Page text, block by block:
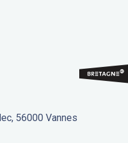
56000 Vannes